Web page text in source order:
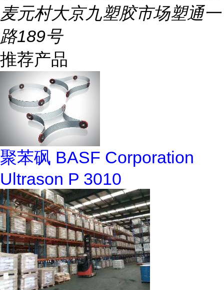
麦元村大京九塑胶市场塑通一
路189号
推荐产品
聚苯砜 BASF Corporation
Ultrason P 3010